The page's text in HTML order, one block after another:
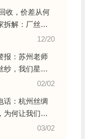
收，价差从何
拆解：厂丝、
“三套定价逻辑”
12/20
报：苏州老师
纱，我们星夜
购实录
02/02
话：杭州丝绸
为何让我们立
车票？
03/02